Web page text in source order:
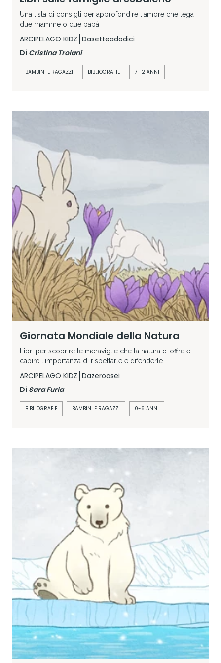
Una lista di consigli per approfondire l'amore che lega
due mamme o due papà
ARCIPELAGO KIDZ Dasetteadodici
Di Cristina Troiani
BAMBINI E RAGAZZI BIBLIOGRAFIE 7-12 ANNI
Giornata Mondiale della Natura
Libri per scoprire le meraviglie che la natura ci offre e
capire l'importanza di rispettarle e difenderle
ARCIPELAGO KIDZ Dazeroasei
Di Sara Furia
BIBLIOGRAFIE BAMBINI E RAGAZZI 0-6 ANNI